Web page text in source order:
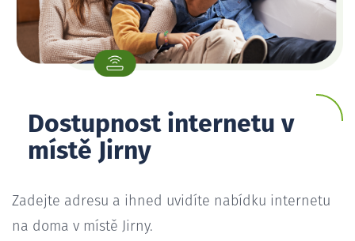
Dostupnost internetu v
místě Jirny
Zadejte adresu a ihned uvidíte nabídku internetu
na doma v místě Jirny.